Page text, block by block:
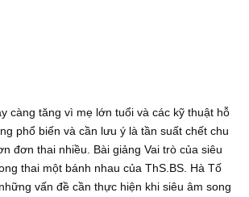
càng tăng vì mẹ lớn tuổi và các kỹ thuật hỗ
phổ biến và cần lưu ý là tần suất chết chu
đơn thai nhiều. Bài giảng Vai trò của siêu
thai một bánh nhau của ThS.BS. Hà Tố
vấn đề cần thực hiện khi siêu âm song